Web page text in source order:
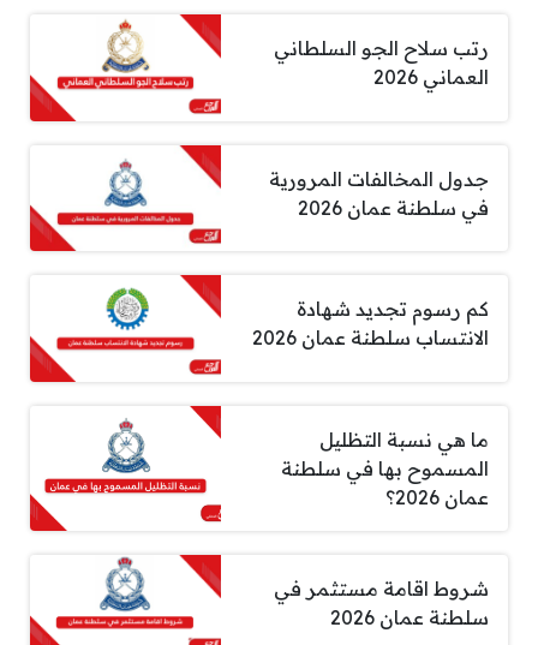
رتب سلاح الجو السلطاني
العماني 2026
جدول المخالفات المرورية
في سلطنة عمان 2026
كم رسوم تجديد شهادة
الانتساب سلطنة عمان 2026
ما هي نسبة التظليل
المسموح بها في سلطنة
عمان 2026؟
شروط اقامة مستثمر في
سلطنة عمان 2026